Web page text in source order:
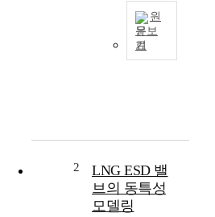
원
문보
기
2
LNG ESD 밸
브의 동특성
모델링